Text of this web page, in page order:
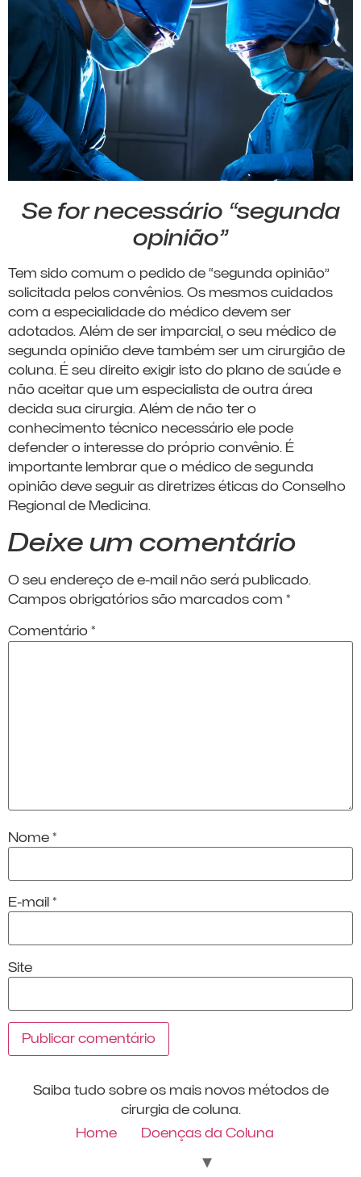
Se for necessário “segunda
opinião”
Tem sido comum o pedido de “segunda opinião”
solicitada pelos convênios. Os mesmos cuidados
com a especialidade do médico devem ser
adotados. Além de ser imparcial, o seu médico de
segunda opinião deve também ser um cirurgião de
coluna. É seu direito exigir isto do plano de saúde e
não aceitar que um especialista de outra área
decida sua cirurgia. Além de não ter o
conhecimento técnico necessário ele pode
defender o interesse do próprio convênio. É
importante lembrar que o médico de segunda
opinião deve seguir as diretrizes éticas do Conselho
Regional de Medicina.
Deixe um comentário
O seu endereço de e-mail não será publicado.
Campos obrigatórios são marcados com *
Comentário *
Nome *
E-mail *
Site
Saiba tudo sobre os mais novos métodos de
cirurgia de coluna.
Home
Doenças da Coluna